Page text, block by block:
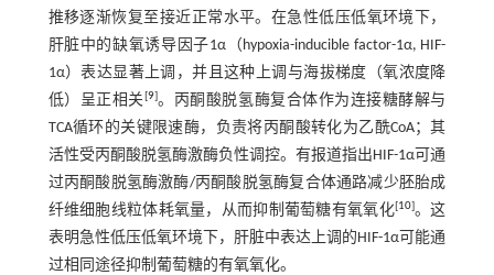
推移逐渐恢复至接近正常水平。在急性低压低氧环境下，
肝脏中的缺氧诱导因子1α（hypoxia-inducible factor-1α, HIF-
1α）表达显著上调，并且这种上调与海拔梯度（氧浓度降
低）呈正相关 [9]。丙酮酸脱氢酶复合体作为连接糖酵解与
TCA循环的关键限速酶，负责将丙酮酸转化为乙酰CoA；其
活性受丙酮酸脱氢酶激酶负性调控。有报道指出HIF-1α可通
过丙酮酸脱氢酶激酶/丙酮酸脱氢酶复合体通路减少胚胎成
纤维细胞线粒体耗氧量，从而抑制葡萄糖有氧氧化[10]。这
表明急性低压低氧环境下，肝脏中表达上调的HIF-1α可能通
过相同途径抑制葡萄糖的有氧氧化。